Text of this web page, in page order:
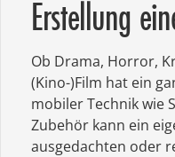
Erstellung
Ob Drama, Horror,
(Kino-)Film hat ein
mobiler Technik wie
Zubehör kann ein
ausgedachten oder